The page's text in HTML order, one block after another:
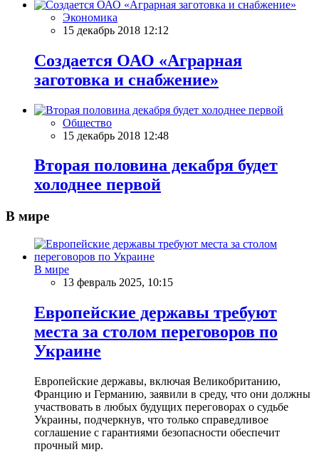
Экономика
15 декабрь 2018 12:12
Создается ОАО «Аграрная
заготовка и снабжение»
Общество
15 декабрь 2018 12:48
Вторая половина декабря будет
холоднее первой
В мире
В мире
13 февраль 2025, 10:15
Европейские державы требуют
места за столом переговоров по
Украине
Европейские державы, включая Великобританию,
Францию и Германию, заявили в среду, что они должны
участвовать в любых будущих переговорах о судьбе
Украины, подчеркнув, что только справедливое
соглашение с гарантиями безопасности обеспечит
прочный мир.